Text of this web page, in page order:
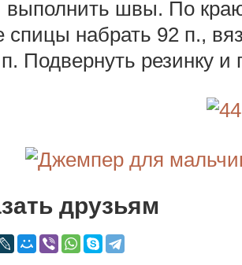
выполнить швы. По
спицы набрать 92 п.,
Подвернуть резинку и
друзьям